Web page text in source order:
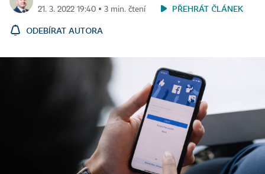
21. 3. 2022 19:40 ▪ 3 min. čtení
PŘEHRÁT ČLÁNEK
ODEBÍRAT AUTORA